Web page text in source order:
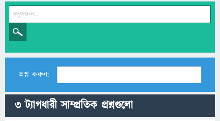
প্রশ্ন করুন:
3 ট্যাগধারী সাম্প্রতিক প্রশ্নগুলো